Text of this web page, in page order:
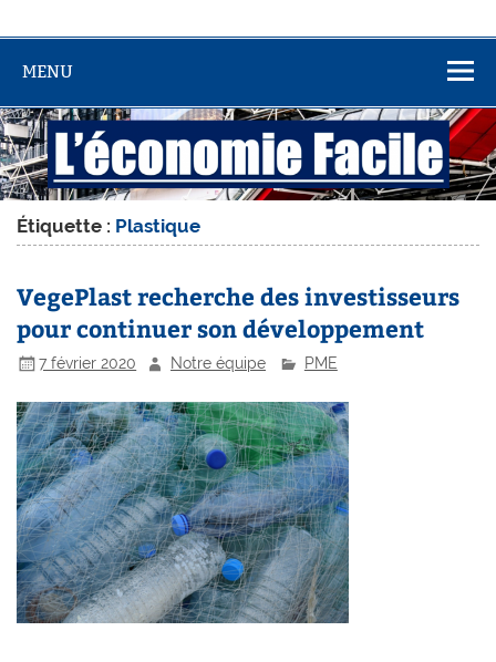
MENU
Étiquette : Plastique
VegePlast recherche des investisseurs
pour continuer son développement
7 février 2020 Notre équipe PME